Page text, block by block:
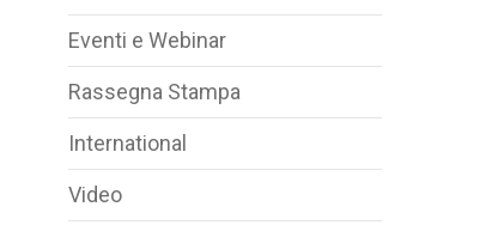
Eventi e Webinar
Rassegna Stampa
International
Video